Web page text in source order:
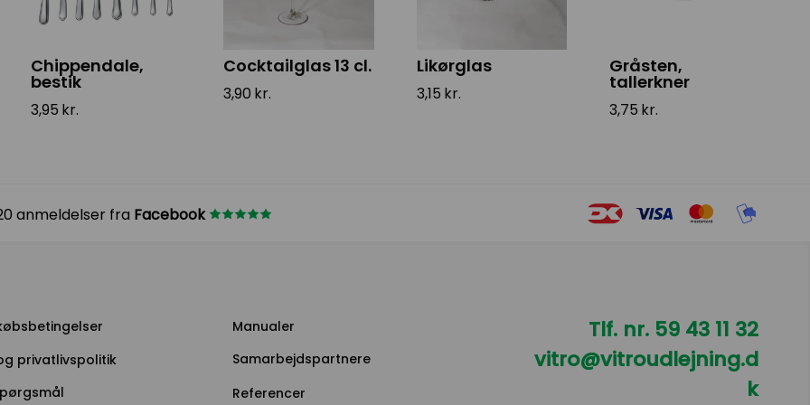
Chippendale,
bestik
3,95 kr.
Cocktailglas 13 cl.
3,90 kr.
Likørglas
3,15 kr.
Gråsten,
tallerkner
3,75 kr.
anmeldelser fra Facebook
privatlivspolitik
Manualer
Samarbejdspartnere
Referencer
Tlf. nr. 59 43 11 32
vitro@vitroudlejning.d
k